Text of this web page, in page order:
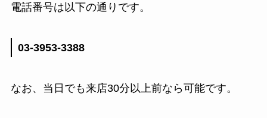
電話番号は以下の通りです。
03-3953-3388
なお、当日でも来店30分以上前なら可能です。